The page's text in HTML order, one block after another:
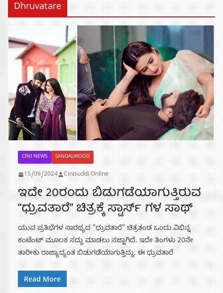
Dhruvatare
CINI NEWS SANDALWOOD
15/09/2024 Cinisuddi Online
ಇದೇ 20ರಂದು ಬಿಡುಗಡೆಯಾಗುತ್ತಿರುವ
“ಧ್ರುವತಾರೆ” ಚಿತ್ರಕ್ಕೆ ಸ್ಟಾರ್ಸ್ ಗಳ ಸಾಥ್
ಯುವ ಪ್ರತಿಭೆಗಳ ಸಾರಥ್ಯದ “ಧ್ರುವತಾರೆ” ಚಿತ್ರತಂಡ ಒಂದು ವಿಭಿನ್ನ
ಕಂಟೆಂಟ್ ಮೂಲಕ ಸದ್ದು ಮಾಡಲು ಸಜ್ಜಾಗಿದೆ. ಇದೇ ತಿಂಗಳು 20ನೇ
ತಾರೀಕು ರಾಜ್ಯಾದ್ಯಂತ ಬಿಡುಗಡೆಯಾಗುತ್ತಿದ್ದು, ಈ ಧ್ರುವತಾರೆ
Read More